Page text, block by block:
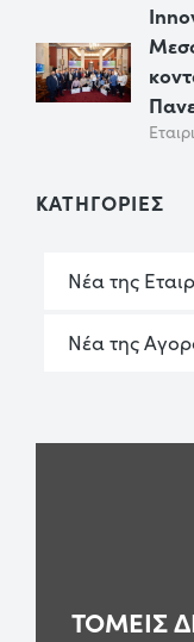
ΚΑΤΗΓΟΡΙΕΣ
Νέα της
Νέα της
ΤΟΜΕΙΣ